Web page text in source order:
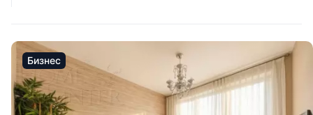
Бизнес